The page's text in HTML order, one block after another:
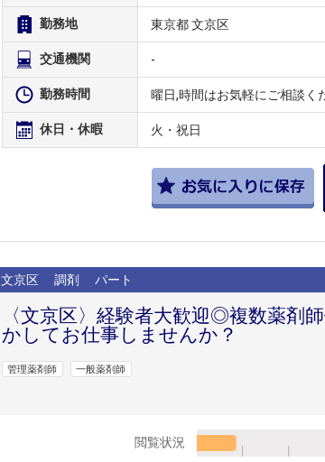
勤務地 東京都 文京区
交通機関 -
勤務時間 曜日,時間はお気軽にご相談く
休日・休暇 火・祝日
文京区 調剤 パート
〈文京区〉経験者大歓迎◎複数薬剤
かしてお仕事しませんか？
管理薬剤師 一般薬剤師
閲覧状況